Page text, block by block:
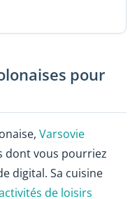
pour
Varsovie
dont vous pourriez
digital. Sa cuisine
de loisirs